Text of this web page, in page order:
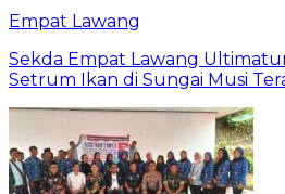
Empat Lawang
Sekda Empat Lawang
Setrum Ikan di Sungai Musi